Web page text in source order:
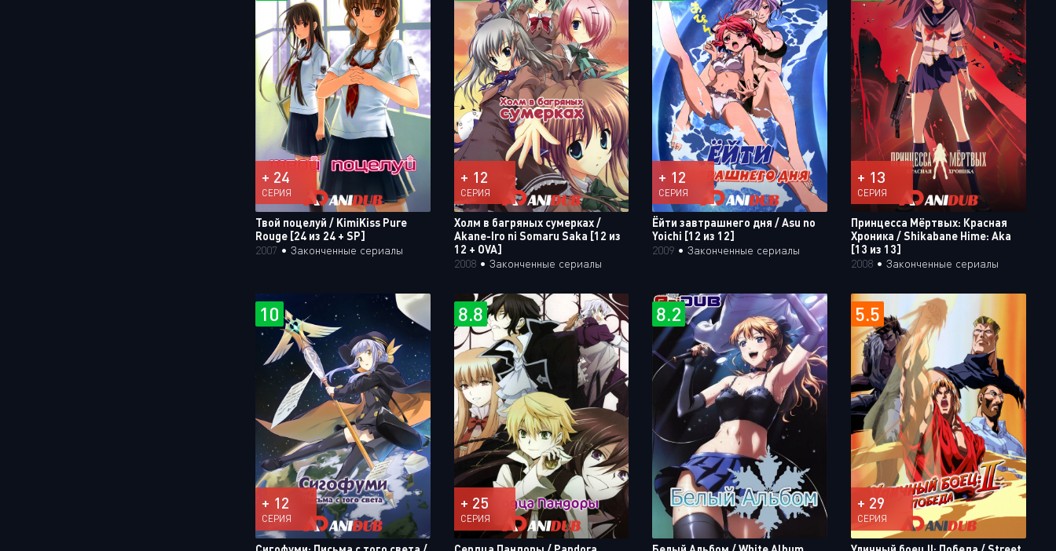
+ 24
СЕРИЯ
Твой поцелуй / KimiKiss Pure
Rouge [24 из 24 + SP]
2007 • Законченные сериалы
+ 12
СЕРИЯ
Холм в багряных сумерках /
Akane-Iro ni Somaru Saka [12 из
12 + OVA]
2008• Законченные сериалы
+ 12
СЕРИЯ
Ёйти завтрашнего дня / Asu no
Yoichi [12 из 12]
2009 •Законченные сериалы
+ 13
СЕРИЯ
Принцесса Мёртвых: Красная
Хроника / Shikabane Hime: Aka
[13 из 13]
2008 •Законченные сериалы
10
+ 12
СЕРИЯ
8.8
+ 25
СЕРИЯ
8.2 5.5
+ 29
СЕРИЯ